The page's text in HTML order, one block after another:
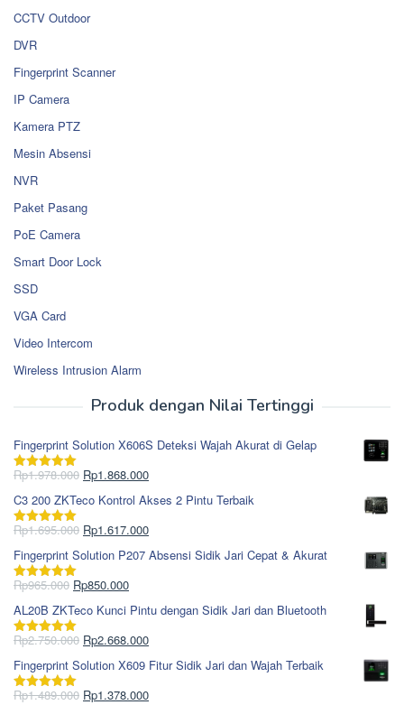
CCTV Outdoor
DVR
Fingerprint Scanner
IP Camera
Kamera PTZ
Mesin Absensi
NVR
Paket Pasang
PoE Camera
Smart Door Lock
SSD
VGA Card
Video Intercom
Wireless Intrusion Alarm
Produk dengan Nilai Tertinggi
Fingerprint Solution X606S Deteksi Wajah Akurat di Gelap
Dinilai5.00
Rp1.978.000 Harga
aslinya
adalah:
Rp1.978.000.
Rp1.868.000Harga
saat
ini
adalah:
C3 200 ZKTeco Kontrol Akses 2 Pintu Terbaik
Dinilai5.00
Rp1.695.000 Harga
aslinya
adalah:
Rp1.695.000.
Rp1.617.000Harga
saat
ini
Fingerprint Solution P207 Absensi Sidik Jari Cepat & Akurat
Dinilai5.00
Rp965.000 Harga
aslinya
adalah:
Rp965.000.
Rp850.000Harga
saat
ini
adalah:
AL20B ZKTeco Kunci Pintu dengan Sidik Jari dan Bluetooth
Dinilai5.00
Rp2.750.000 Harga
aslinya
adalah:
Rp2.750.000.
Rp2.668.000Harga
saat
ini
adalah:
Fingerprint Solution X609 Fitur Sidik Jari dan Wajah Terbaik
Dinilai5.00
Rp1.489.000 Harga
Rp1.378.000Harga